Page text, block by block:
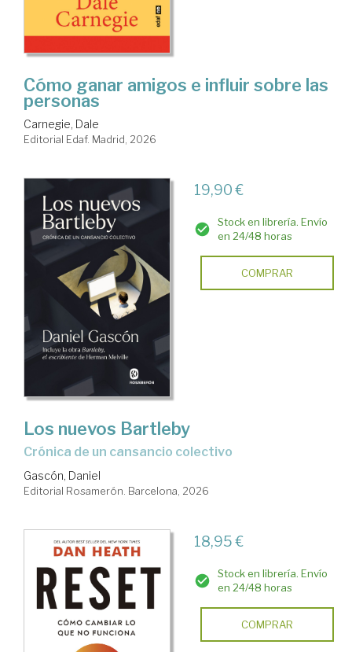
Cómo ganar amigos e influir sobre las
personas
Carnegie, Dale
Editorial Edaf. Madrid, 2026
19,90 €
Stock en librería. Envío
en 24/48 horas
COMPRAR
Los nuevos Bartleby
Crónica de un cansancio colectivo
Gascón, Daniel
Editorial Rosamerón. Barcelona, 2026
18,95 €
Stock en librería. Envío
en 24/48 horas
COMPRAR